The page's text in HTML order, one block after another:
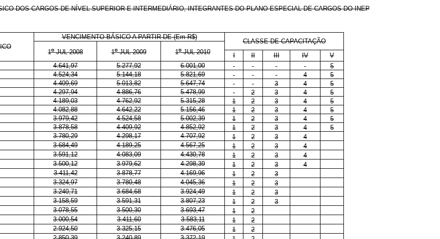
DOS CARGOS DE NÍVEL SUPERIOR E INTERMEDIÁRIO, INTEGRANTES DO PLANO ESPECIAL DE CARGOS DO INEP
VENCIMENTO BÁSICO A PARTIR DE (Em R$)
CLASSE DE CAPACITAÇÃO
1oJUL 2008 1oJUL 2009 1oJUL 2010 I II III IV
V
4.641,97 5.277,92 6.001,00
5
4.524,34 5.144,18 5.821,69 4
5
4.409,69 5.013,82 5.647,74 3 4
5
4.297,94 4.886,76 5.478,99 2 3 4
5
4.189,03 4.762,92 5.315,28 1 2 3 4
5
4.082,88 4.642,22 5.156,46 1 2 3 4
5
3.979,42 4.524,58 5.002,39 1 2 3 4
5
3.878,58 4.409,92 4.852,92 1 2 3 4
5
3.780,29 4.298,17 4.707,92 1 2 3
4
3.684,49 4.189,25 4.567,25 1 2 3
4
3.591,12 4.083,09 4.430,78 1 2 3
4
3.500,12 3.979,62 4.298,39 1 2 3
4
3.411,42 3.878,77 4.169,96 1 2
3
3.324,97 3.780,48 4.045,36 1 2
3
3.240,71 3.684,68 3.924,49 1 2
3
3.158,59 3.591,31 3.807,23 1 2
3
3.078,55 3.500,30 3.693,47 1
2
3.000,54 3.411,60 3.583,11 1
2
2.924,50 3.325,15 3.476,05 1
2